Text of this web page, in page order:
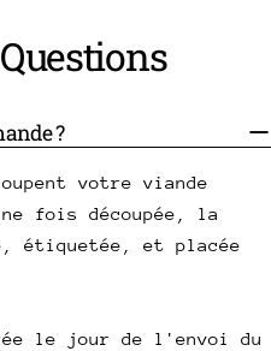
?
votre viande
fois découpée, la
étiquetée, et placée
le jour de l'envoi du